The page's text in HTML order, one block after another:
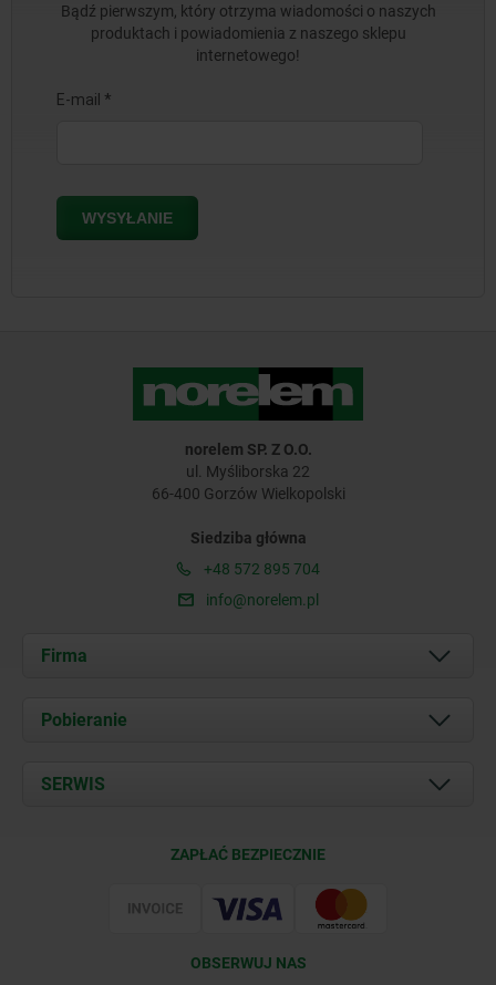
Bądź pierwszym, który otrzyma wiadomości o naszych
produktach i powiadomienia z naszego sklepu
internetowego!
norelem SP. Z O.O.
ul. Myśliborska 22
66-400 Gorzów Wielkopolski
Siedziba główna
+48 572 895 704
info@norelem.pl
Firma
O nas
Kontakt
Pobieranie
Documents
SERWIS
ZAPŁAĆ BEZPIECZNIE
OBSERWUJ NAS